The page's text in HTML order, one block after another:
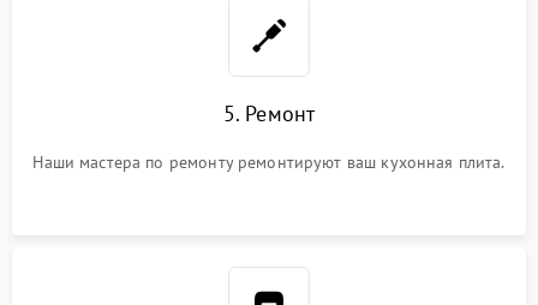
5. Ремонт
Наши мастера по ремонту ремонтируют ваш кухонная плита.